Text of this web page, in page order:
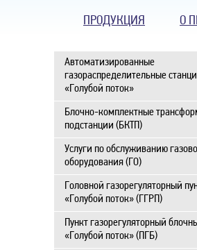
ПРОДУКЦИЯ О
Автоматизированные
газораспределительные
«Голубой поток»
Блочно-комплектные
подстанции (БКТП)
Услуги по обслуживанию
оборудования (ГО)
Головной газорегуляторный
«Голубой поток» (ГГРП)
Пункт газорегуляторный
«Голубой поток» (ПГБ)